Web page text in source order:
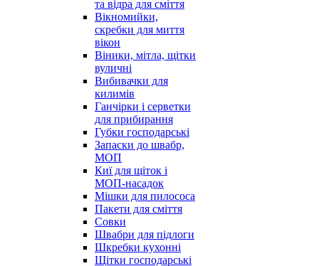
та відра для сміття
Вікномийки,
скребки для миття
вікон
Віники, мітла, щітки
вуличні
Вибивачки для
килимів
Ганчірки і серветки
для прибирання
Губки господарські
Запаски до швабр,
МОП
Киї для щіток і
МОП-насадок
Мішки для пилососа
Пакети для сміття
Совки
Швабри для підлоги
Шкребки кухонні
Щітки господарські